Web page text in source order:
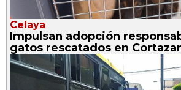
Celaya
Impulsan adopción
gatos rescatados en Cortazar